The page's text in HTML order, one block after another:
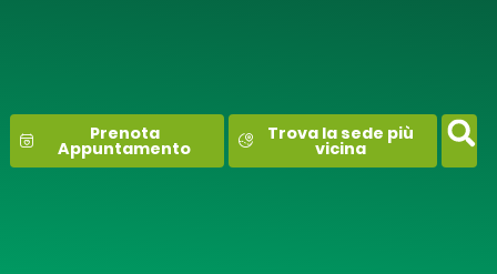
Prenota
Appuntamento
Trova la sede più
vicina